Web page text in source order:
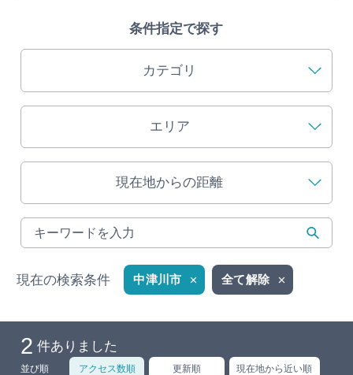
インフォメーション
ぎふ旅レポーター記事
早わかり岐阜
買い物・お土産
体験予約サイト「ＶＩＳＩＴ岐阜県」
岐阜県まるごと観光エリアガイド
条件指定で探す
カテゴリ
エリア
現在地からの距離
現在の検索条件 中津川市 全て解除
2 件ありました
並び順 アクセス数順 更新順 現在地から近い順